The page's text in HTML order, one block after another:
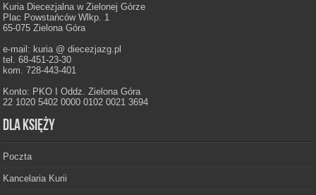
Kuria Diecezjalna w Zielonej Górze
Plac Powstańców Wlkp. 1
65-075 Zielona Góra
e-mail: kuria @ diecezjazg.pl
tel. 68-451-23-30
kom. 728-443-401
Konto: PKO I Oddz. Zielona Góra
22 1020 5402 0000 0102 0021 3694
Dla księży
Poczta
Kancelaria Kurii